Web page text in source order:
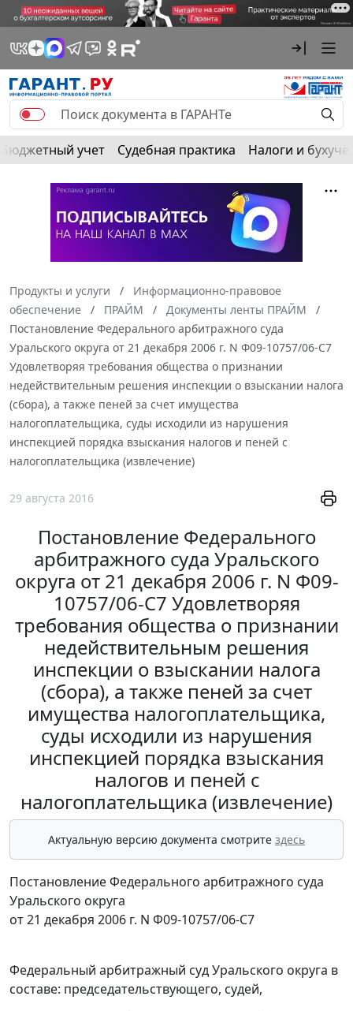
Бюджетный учет Судебная практика Налоги и
Продукты и услуги
Информационно-правовое
обеспечение
ПРАЙМ
Документы ленты ПРАЙМ
Постановление Федерального арбитражного суда
Уральского округа от 21 декабря 2006 г. N Ф09-10757/06-С7
Удовлетворяя требования общества о признании
недействительным решения инспекции о взыскании налога
(сбора), а также пеней за счет имущества
налогоплательщика, суды исходили из нарушения
инспекцией порядка взыскания налогов и пеней с
налогоплательщика (извлечение)
29 августа 2016
Постановление Федерального
арбитражного суда Уральского
округа от 21 декабря 2006 г. N Ф09-
10757/06-С7 Удовлетворяя
требования общества о признании
недействительным решения
инспекции о взыскании налога
(сбора), а также пеней за счет
имущества налогоплательщика,
суды исходили из нарушения
инспекцией порядка взыскания
налогов и пеней с
налогоплательщика (извлечение)
Актуальную версию документа смотрите здесь
Постановление Федерального арбитражного суда
Уральского округа
от 21 декабря 2006 г. N Ф09-10757/06-С7
Федеральный арбитражный суд Уральского округа в
составе: председательствующего, судей,